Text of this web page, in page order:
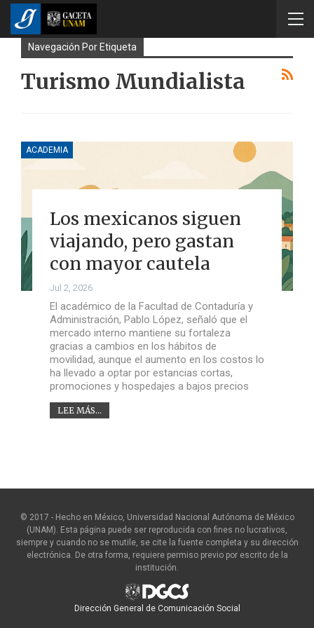
Navegación Por Etiqueta
Turismo Mundialista
ACADEMIA
Los mexicanos siguen
viajando, pero gastan
con mayor cautela
Jul 2, 2026
El académico de la Facultad de Contaduría y
Administración, Pablo López, señaló que el
mercado interno mantiene su fortaleza
gracias a cambios en los hábitos de
movilidad, aunque el aumento en los costos lo
ha llevado a optar por estancias cortas,
promociones y hospedajes a bajos precios
LEE MÁS...
© 2017 - Hecho en México, Universidad Nacional Autónoma de México
(UNAM). Esta página puede ser reproducida con fines no lucrativos,
siempre y cuando no se mutile, se cite la fuente completa y su dirección
electrónica. De otra forma, requiere permiso previo por escrito de la
institución.
Dirección General de Comunicación Social